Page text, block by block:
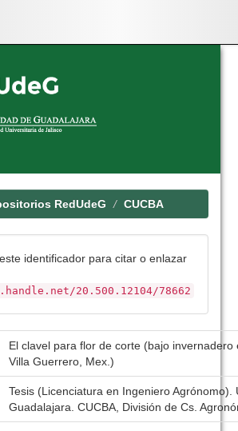
RedUdeG CUCBA
identificador para citar o enlazar
20.500.12104/78662
El clavel para flor de corte (bajo invernadero
Villa Guerrero, Mex.)
Tesis (Licenciatura en Ingeniero Agrónomo).
Guadalajara. CUCBA, División de Cs.